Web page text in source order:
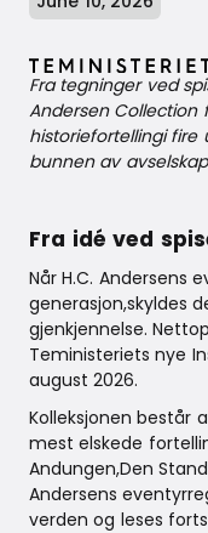
Fra tegninger ved
Andersen Collection
historiefortellingi fire
bunnen av
Fra idé ved
Når H.C. Andersens
generasjon,skyldes
gjenkjennelse.
Teministeriets nye
august 2026.
Kolleksjonen består
mest elskede
Andungen,Den
Andersens
verden og leses